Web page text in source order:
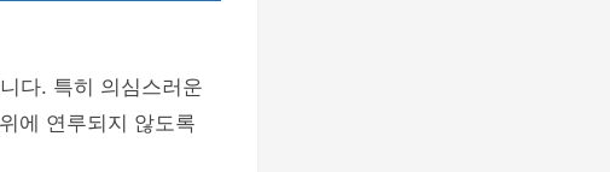
다. 특히 의심스러운
에 연루되지 않도록